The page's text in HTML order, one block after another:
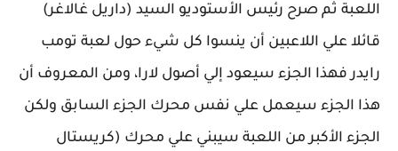
اللعبة ثم صرح رئيس الأستوديو السيد (داريل غالاغر)
قائلا علي اللاعبين أن ينسوا كل شيء حول لعبة تومب
رايدر فهذا الجزء سيعود إلي أصول لارا، ومن المعروف أن
هذا الجزء سيعمل علي نفس محرك الجزء السابق ولكن
الجزء الأكبر من اللعبة سيبني علي محرك (كريستال